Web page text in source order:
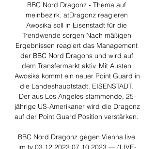
BBC Nord Dragonz - Thema auf
meinbezirk. atDragonz reagieren
Awosika soll in Eisenstadt für die
Trendwende sorgen Nach mäßigen
Ergebnissen reagiert das Management
der BBC Nord Dragons und wird auf
dem Transfermarkt aktiv. Mit Austen
Awosika kommt ein neuer Point Guard in
die Landeshauptstadt. EISENSTADT.
Der aus Los Angeles stammende, 25-
jährige US-Amerikaner wird die Dragonz
auf der Point Guard Position verstärken.
BBC Nord Dragonz gegen Vienna live
im tv 03.12.2023 07.10.2023 — (LIVE-